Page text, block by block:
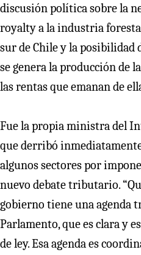
discusión política sobre la
royalty a la industria
sur de Chile y la posibilidad
se genera la producción de
las rentas que emanan de
Fue la propia ministra del
que derribó
algunos sectores por
nuevo debate tributario.
gobierno tiene una agenda
Parlamento, que es clara y
de ley. Esa agenda es